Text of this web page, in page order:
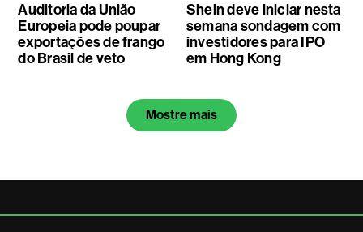
Auditoria da União
Europeia pode poupar
exportações de frango
do Brasil de veto
Shein deve iniciar nesta
semana sondagem com
investidores para IPO
em Hong Kong
Mostre mais